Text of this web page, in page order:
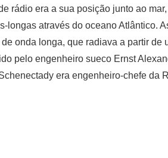
rádio era a sua posição junto ao
longas através do oceano Atlântico.
onda longa, que radiava a partir de
pelo engenheiro sueco Ernst
era engenheiro-chefe da